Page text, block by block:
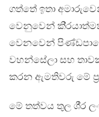
ගත්තේ ඉතා
වෙනුවෙන්
වෙනවෙන්
වහන්සේලා සහ
කරන ඇමතිවරු මේ
මේ තත්වය තුල ශී‍්‍ර